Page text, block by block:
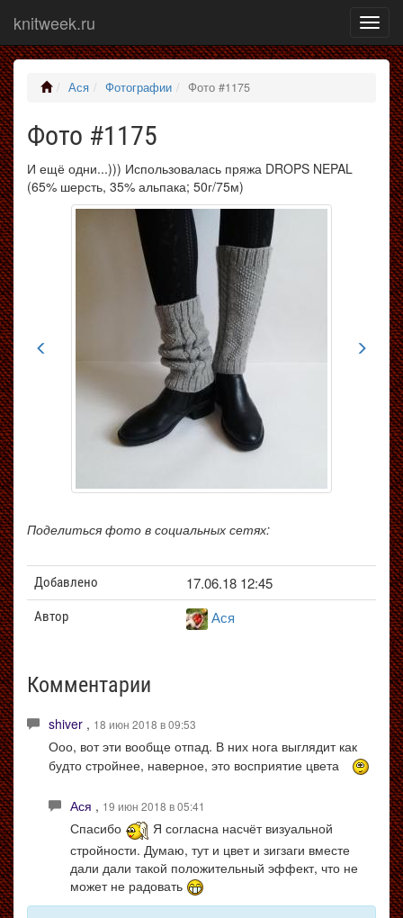
меню
knitweek.ru
Ася Фотографии Фото #1175
Фото #1175
И ещё одни...))) Использовалась пряжа DROPS NEPAL
(65% шерсть, 35% альпака; 50г/75м)
Поделиться фото в социальных сетях:
Добавлено 17.06.18 12:45
Автор Ася
Комментарии
shiver , 18 июн 2018 в 09:53
Ооо, вот эти вообще отпад. В них нога выглядит как
будто стройнее, наверное, это восприятие цвета
Ася , 19 июн 2018 в 05:41
Спасибо
Я согласна насчёт визуальной
стройности. Думаю, тут и цвет и зигзаги вместе
дали дали такой положительный эффект, что не
может не радовать